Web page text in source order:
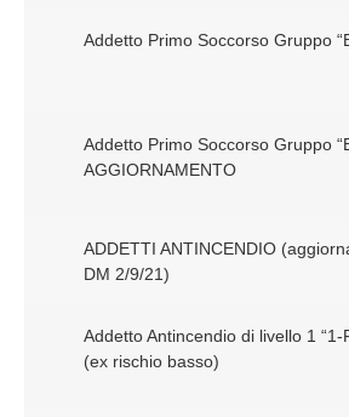
Addetto Primo Soccorso Gruppo
Addetto Primo Soccorso Gruppo
AGGIORNAMENTO
ADDETTI ANTINCENDIO
DM 2/9/21)
Addetto Antincendio di livello 1 “1-
(ex rischio basso)